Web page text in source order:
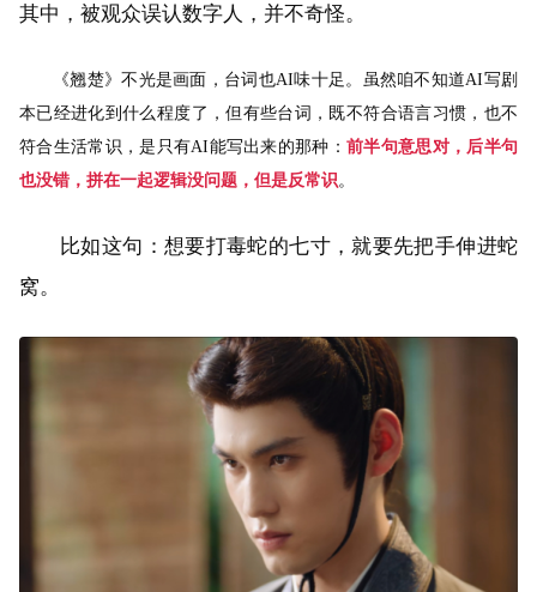
其中，被观众误认数字人，并不奇怪。
《翘楚》不光是画面，台词也AI味十足。虽然咱不知道AI写剧
本已经进化到什么程度了，但有些台词，既不符合语言习惯，也不
符合生活常识，是只有AI能写出来的那种：前半句意思对，后半句
也没错，拼在一起逻辑没问题，但是反常识 。
比如这句：想要打毒蛇的七寸，就要先把手伸进蛇
窝。